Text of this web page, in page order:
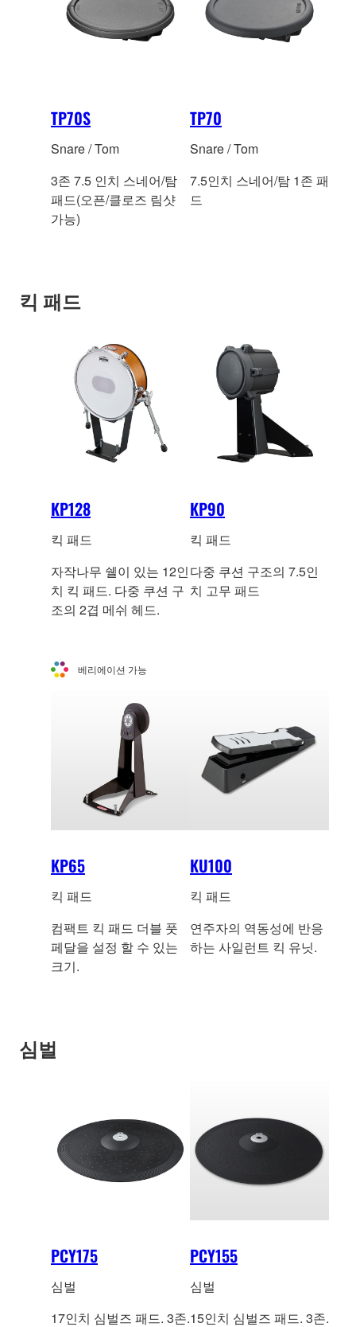
TP70S
Snare / Tom
3존 7.5 인치 스네어/탐
패드(오픈/클로즈 림샷
가능)
TP70
Snare / Tom
7.5인치 스네어/탐 1존 패
드
킥 패드
KP128
킥 패드
자작나무 쉘이 있는 12인
치 킥 패드. 다중 쿠션 구
조의 2겹 메쉬 헤드.
베리에이션 가능
KP90
킥 패드
다중 쿠션 구조의 7.5인
치 고무 패드
KP65
킥 패드
컴팩트 킥 패드 더블 풋
페달을 설정 할 수 있는
크기.
KU100
킥 패드
연주자의 역동성에 반응
하는 사일런트 킥 유닛.
심벌
PCY175
심벌
17인치 심벌즈 패드. 3존.
PCY155
심벌
15인치 심벌즈 패드. 3존.